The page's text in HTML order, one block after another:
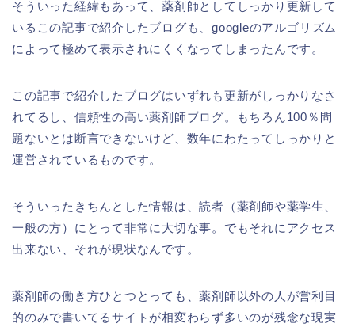
そういった経緯もあって、薬剤師としてしっかり更新して
いるこの記事で紹介したブログも、googleのアルゴリズム
によって極めて表示されにくくなってしまったんです。
この記事で紹介したブログはいずれも更新がしっかりなさ
れてるし、信頼性の高い薬剤師ブログ。もちろん100％問
題ないとは断言できないけど、数年にわたってしっかりと
運営されているものです。
そういったきちんとした情報は、読者（薬剤師や薬学生、
一般の方）にとって非常に大切な事。でもそれにアクセス
出来ない、それが現状なんです。
薬剤師の働き方ひとつとっても、薬剤師以外の人が営利目
的のみで書いてるサイトが相変わらず多いのが残念な現実